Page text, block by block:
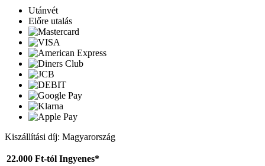
Utánvét
Előre utalás
Kiszállítási díj: Magyarország
22.000 Ft-tól Ingyenes*